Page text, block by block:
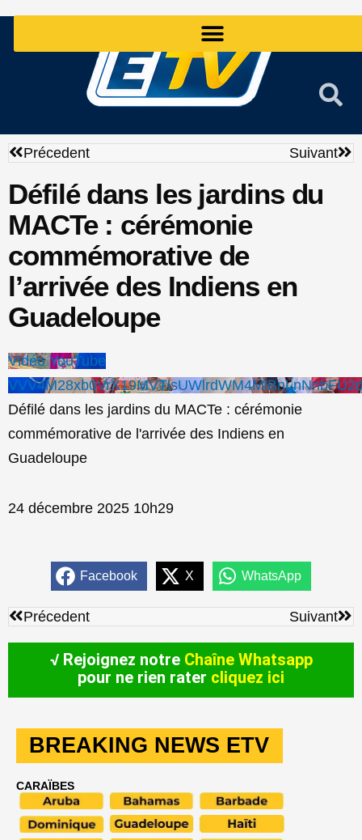
Précédent
Précedent Suivant
Défilé dans les jardins du
MACTe : cérémonie
commémorative de
l’arrivée des Indiens en
Guadeloupe
Vidéo YouTube
Défilé dans les jardins du MACTe : cérémonie
commémorative de l'arrivée des Indiens en
Guadeloupe
24 décembre 2025 10h29
Facebook X WhatsApp
Précédent
Précedent Suivant
√ Rejoignez notre Chaîne Whatsapp
pour ne rien rater cliquez ici
BREAKING NEWS ETV
CARAÏBES